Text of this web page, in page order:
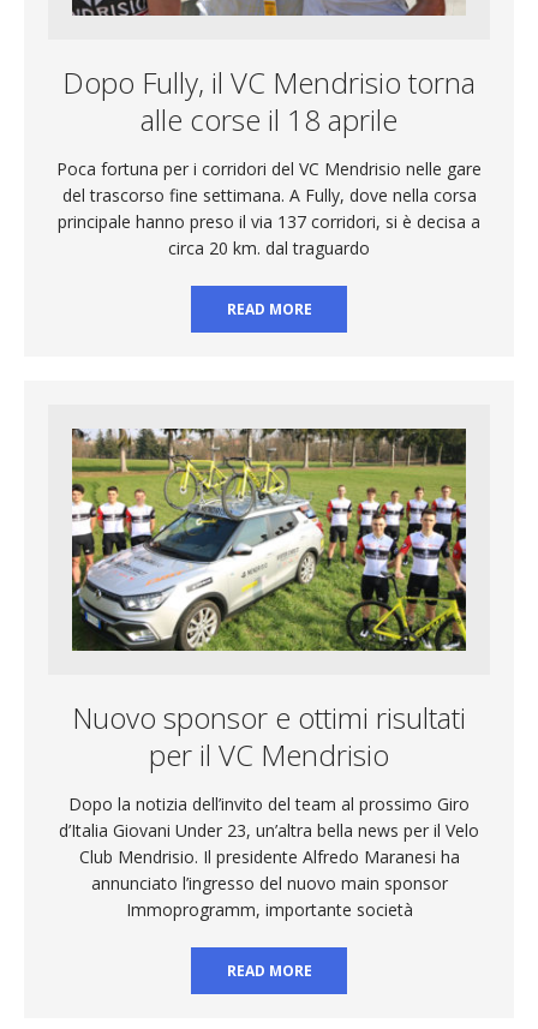
Dopo Fully, il VC Mendrisio torna
alle corse il 18 aprile
Poca fortuna per i corridori del VC Mendrisio nelle gare
del trascorso fine settimana. A Fully, dove nella corsa
principale hanno preso il via 137 corridori, si è decisa a
circa 20 km. dal traguardo
READ MORE
Nuovo sponsor e ottimi risultati
per il VC Mendrisio
Dopo la notizia dell’invito del team al prossimo Giro
d’Italia Giovani Under 23, un’altra bella news per il Velo
Club Mendrisio. Il presidente Alfredo Maranesi ha
annunciato l’ingresso del nuovo main sponsor
Immoprogramm, importante società
READ MORE